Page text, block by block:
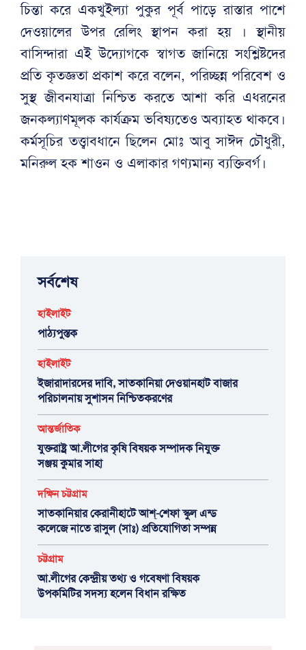
চিন্তা করে একখুইল্যা পুকুর পূর্ব পাড়ে রাস্তার পাশে
দেওয়ালের উপর রেলিং স্থাপন করা হয় । স্থানীয়
বাসিন্দারা এই উদ্যোগকে স্বাগত জানিয়ে সংশ্লিষ্টদের
প্রতি কৃতজ্ঞতা প্রকাশ করে বলেন, পরিচ্ছন্ন পরিবেশ ও
সুস্থ জীবনযাত্রা নিশ্চিত করতে আশা করি এধরনের
জনকল্যাণমূলক কার্যক্রম ভবিষ্যতেও অব্যাহত থাকবে।
কর্মসূচির তত্ত্বাবধানে ছিলেন মোঃ আবু সাঈদ চৌধুরী,
মনিরুল হক শাওন ও এলাকার গণ্যমান্য ব্যক্তিবর্গ।
সর্বশেষ
হাইলাইট
পাঠ্যপুস্তক
হাইলাইট
ইজারাদারদের দাবি, সাতকানিয়া দেওয়ানহাট বাজার
পরিচালনায় সুশাসন নিশ্চিতকরণের
আন্তর্জাতিক
যুক্তরাষ্ট্র আ.লীগের কৃষি বিষয়ক সম্পাদক নিযুক্ত
সঞ্জয় কুমার সাহা
দক্ষিন চট্টগ্রাম
সাতকানিয়ার কেরানীহাটে আশ্-শেফা স্কুল এন্ড
কলেজে নাতে রাসুল (সাঃ) প্রতিযোগিতা সম্পন্ন
চট্টগ্রাম
আ.লীগের কেন্দ্রীয় তথ্য ও গবেষণা বিষয়ক
উপকমিটির সদস্য হলেন বিধান রক্ষিত